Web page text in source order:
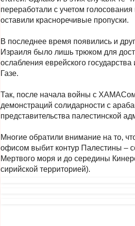
переработали с учетом
оставили красноречивые пропуски.
В последнее время появились и
Израиля было лишь трюком для
ослабления еврейского
Газе.
Так, после начала войны с ХАМАСом
демонстраций солидарности с
представительства палестинской
Многие обратили внимание на то,
офисом выбит контур Палестины –
Мертвого моря и до середины
сирийской территорией).